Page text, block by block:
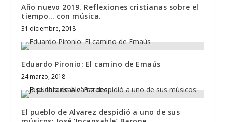
Año nuevo 2019. Reflexiones cristianas sobre el
tiempo… con música.
31 diciembre, 2018
Eduardo Pironio: El camino de Emaús
24 marzo, 2018
El pueblo de Alvarez despidió a uno de sus